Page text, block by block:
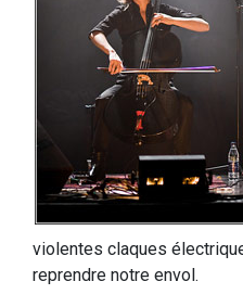
violentes claques
reprendre notre envol.